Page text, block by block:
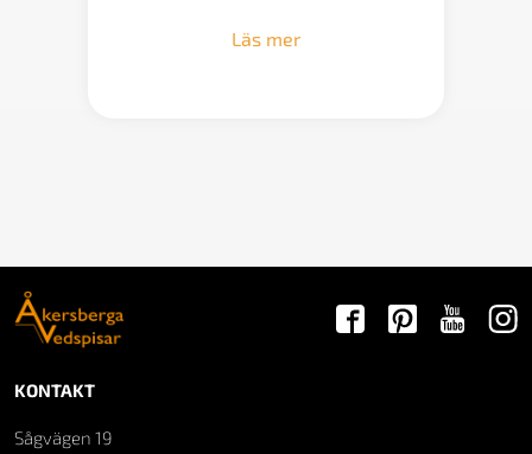
Läs mer
KONTAKT
Sågvägen 19